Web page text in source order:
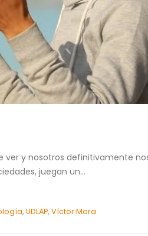
ver y nosotros definitivamente
juegan un...
, UDLAP, Víctor Mora.